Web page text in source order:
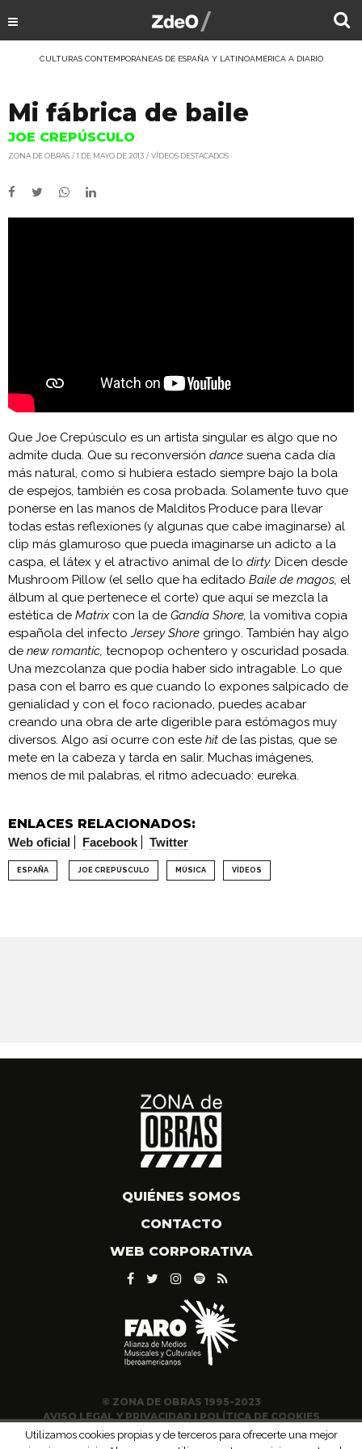
CULTURAS CONTEMPORÁNEAS DE ESPAÑA Y LATINOAMÉRICA A DIARIO
Mi fábrica de baile
JOE CREPÚSCULO
ZONA DE OBRAS 1 DE MAYO DE 2013 VÍDEOS DESTACADOS
Que Joe Crepúsculo es un artista singular es algo que no
admite duda. Que su reconversión dance suena cada día
más natural, como si hubiera estado siempre bajo la bola
de espejos, también es cosa probada. Solamente tuvo que
ponerse en las manos de Malditos Produce para llevar
todas estas reflexiones (y algunas que cabe imaginarse) al
clip más glamuroso que pueda imaginarse un adicto a la
caspa, el látex y el atractivo animal de lo dirty. Dicen desde
Mushroom Pillow (el sello que ha editado Baile de magos, el
álbum al que pertenece el corte) que aquí se mezcla la
estética de Matrixcon la de Gandía Shore, la vomitiva copia
española del infectoJersey Shore gringo. También hay algo
de new romantic, tecnopop ochentero y oscuridad posada.
Una mezcolanza que podía haber sido intragable. Lo que
pasa con el barro es que cuando lo expones salpicado de
genialidad y con el foco racionado, puedes acabar
creando una obra de arte digerible para estómagos muy
diversos. Algo así ocurre con este hit de las pistas, que se
mete en la cabeza y tarda en salir. Muchas imágenes,
menos de mil palabras, el ritmo adecuado: eureka.
ENLACES RELACIONADOS:
Web oficial Facebook Twitter
ESPAÑA JOE CREPÚSCULO MÚSICA VÍDEOS
QUIÉNES SOMOS
CONTACTO
WEB CORPORATIVA
© ZONA DE OBRAS 1995-2023
AVISO LEGAL Y PRIVACIDAD|POLÍTICA DE COOKIES
Utilizamos cookies propias y de terceros para ofrecerte una mejor